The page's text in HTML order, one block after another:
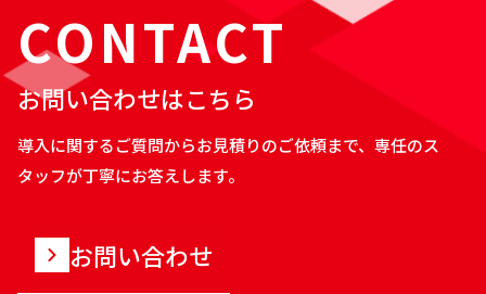
CONTACT
お問い合わせはこちら
導入に関するご質問からお見積りのご依頼まで、専任のス
タッフが丁寧にお答えします。
お問い合わせ